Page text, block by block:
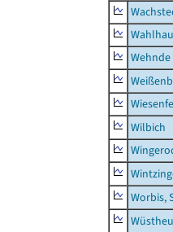
Wehnde
Wilbich
Worbis,